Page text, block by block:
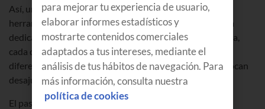
Así, un ecosistema habitual es SAP, con sus propias
herramientas interconectadas. Pero no siempre hay una
dedicación por parte de la empresa y, como consecuencia,
cada departamento termina trabajando con unos datos
diferentes y se producen silos de información que provocan
desajustes y trabajo por duplicado.
El paso necesario sería configurar un
para mejorar tu experiencia de usuario,
elaborar informes estadísticos y
mostrarte contenidos comerciales
adaptados a tus intereses, mediante el
análisis de tus hábitos de navegación. Para
más información, consulta nuestra
política de cookies